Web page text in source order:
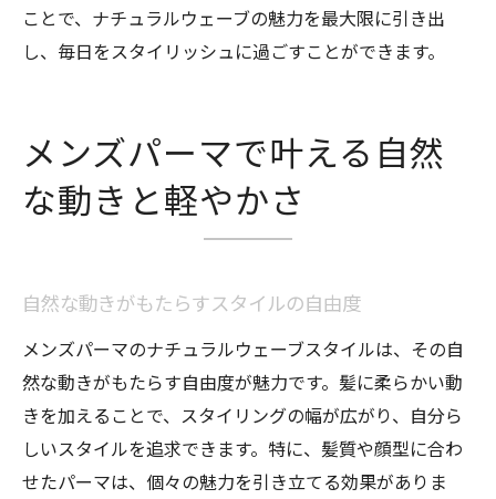
ことで、ナチュラルウェーブの魅力を最大限に引き出
し、毎日をスタイリッシュに過ごすことができます。
メンズパーマで叶える自然
な動きと軽やかさ
自然な動きがもたらすスタイルの自由度
メンズパーマのナチュラルウェーブスタイルは、その自
然な動きがもたらす自由度が魅力です。髪に柔らかい動
きを加えることで、スタイリングの幅が広がり、自分ら
しいスタイルを追求できます。特に、髪質や顔型に合わ
せたパーマは、個々の魅力を引き立てる効果がありま